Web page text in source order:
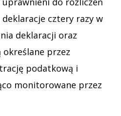
deklaracje cztery razy w
deklaracji oraz
określane przez
podatkową i
monitorowane przez